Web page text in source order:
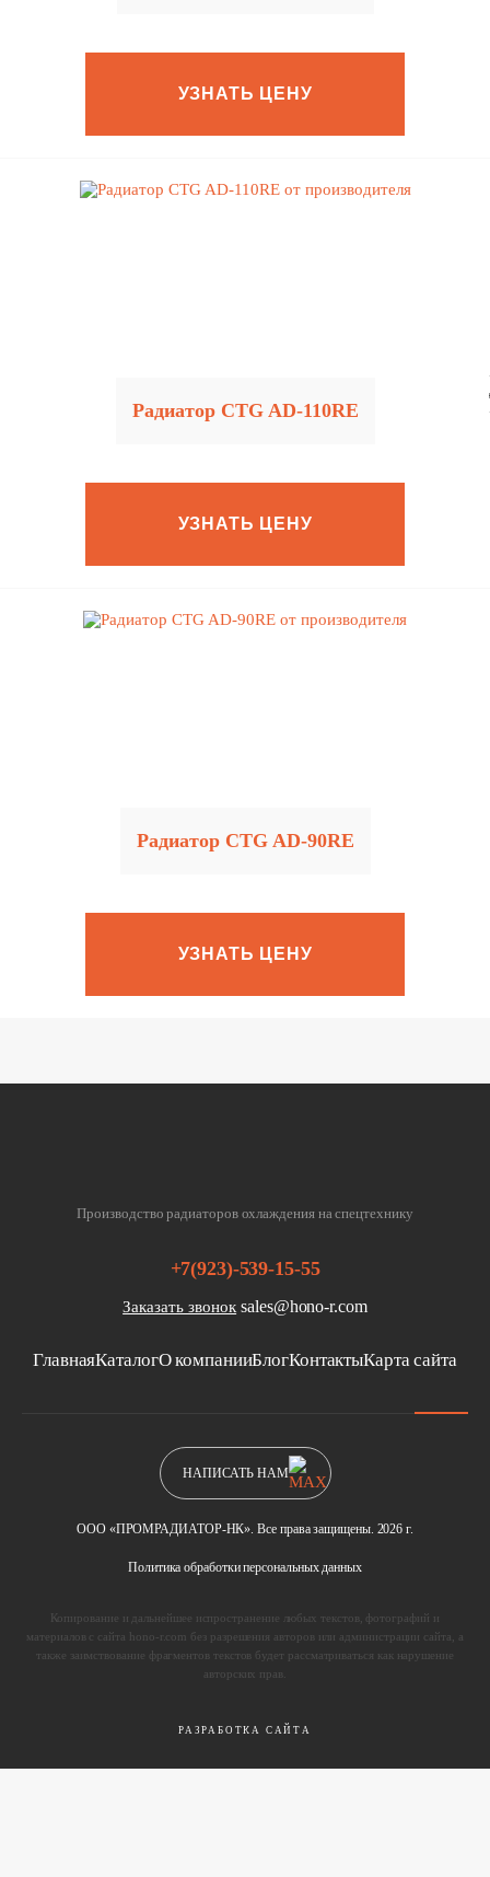
УЗНАТЬ ЦЕНУ
Радиатор CTG AD-110RE
УЗНАТЬ ЦЕНУ
Радиатор CTG AD-90RE
УЗНАТЬ ЦЕНУ
Производство радиаторов охлаждения на спецтехнику
ГлавнаяКаталогО компанииБлогКонтактыКарта сайта
+7(923)-539-15-55
Заказать звонок sales@hono-r.com
ООО «ПРОМРАДИАТОР-НК». Все права защищены. 2026 г.
Политика обработки персональных данных
НАПИСАТЬ НАМ
Копирование и дальнейшее испространение любых текстов, фотографий и
материалов с сайта hono-r.com без разрешения авторов или администрации сайта, а
также заимствование фрагментов текстов будет рассматриваться как нарушение
авторских прав.
РАЗРАБОТКА САЙТА
Privacy